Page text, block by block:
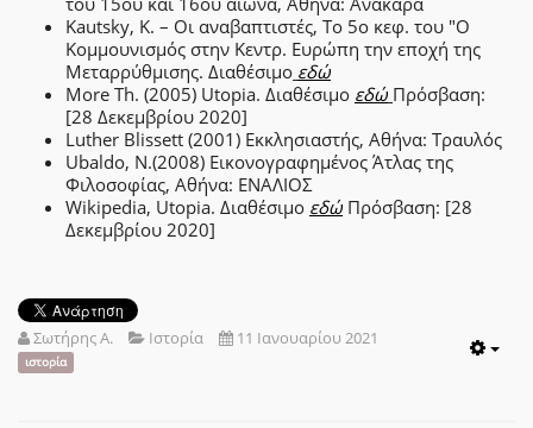
Kautsky, K. – Οι αναβαπτιστές, Το 5ο κεφ. του "Ο
Κομμουνισμός στην Κεντρ. Ευρώπη την εποχή της
Μεταρρύθμισης. Διαθέσιμο εδώ
More Th. (2005) Utopia. Διαθέσιμο εδώ Πρόσβαση:
[28 Δεκεμβρίου 2020]
Luther Blissett (2001) Εκκλησιαστής, Αθήνα: Τραυλός
Ubaldo, N.(2008) Εικονογραφημένος Άτλας της
Φιλοσοφίας, Αθήνα: ΕΝΑΛΙΟΣ
Wikipedia, Utopia. Διαθέσιμο εδώ Πρόσβαση: [28
Δεκεμβρίου 2020]
Σωτήρης Α. Ιστορία 11 Ιανουαρίου 2021
ιστορία